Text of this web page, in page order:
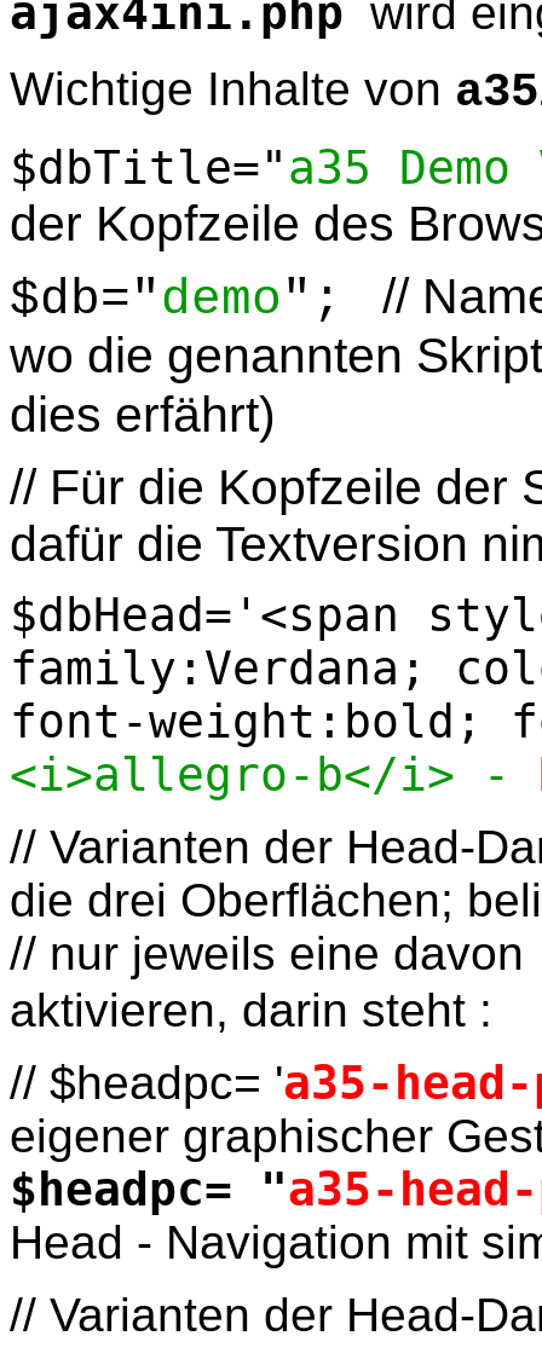
ajax4ini.php wird
Wichtige Inhalte von
$dbTitle="a35
der Kopfzeile des
$db="demo";
//
wo die genannten
dies erfährt)
// Für die Kopfzeile der
dafür die Textversion
$dbHead='<span
family:Verdana;
font-weight:bold;
<i>allegro-b</i> -
// Varianten der Head-
die drei Oberflächen;
// nur jeweils eine
aktivieren, darin steht :
// $headpc= 'a35-
eigener graphischer
$headpc= "a35-
Head - Navigation mit
// Varianten der Head-